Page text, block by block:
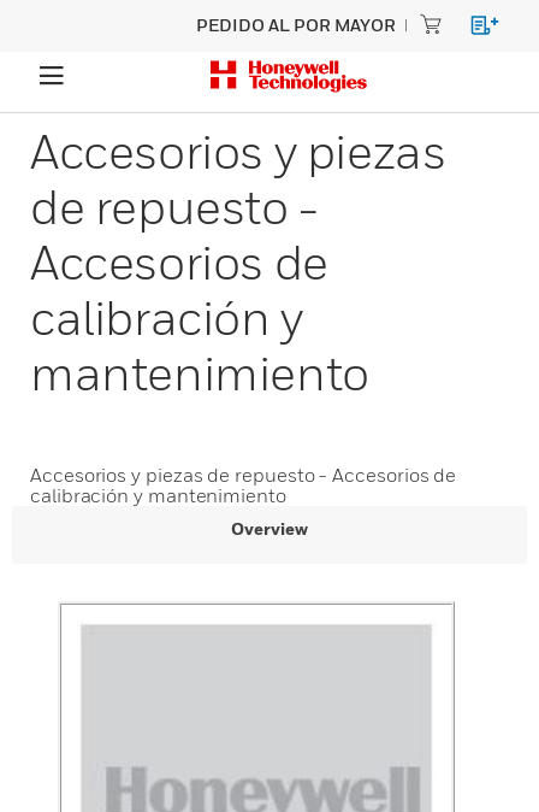
PEDIDO AL POR MAYOR
Accesorios y piezas
de repuesto -
Accesorios de
calibración y
mantenimiento
Accesorios y piezas de repuesto - Accesorios de
calibración y mantenimiento
Overview